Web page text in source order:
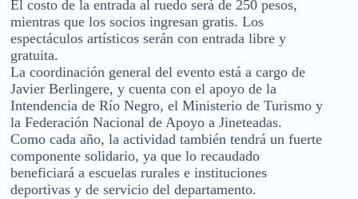
El costo de la entrada al ruedo será de 250 pesos,
mientras que los socios ingresan gratis. Los
espectáculos artísticos serán con entrada libre y
gratuita.
La coordinación general del evento está a cargo de
Javier Berlingere, y cuenta con el apoyo de la
Intendencia de Río Negro, el Ministerio de Turismo y
la Federación Nacional de Apoyo a Jineteadas.
Como cada año, la actividad también tendrá un fuerte
componente solidario, ya que lo recaudado
beneficiará a escuelas rurales e instituciones
deportivas y de servicio del departamento.